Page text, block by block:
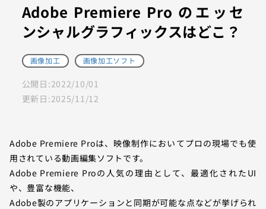
Adobe Premiere Pro のエッセ
ンシャルグラフィックスはどこ？
画像加工 画像加工ソフト
公開日:2022/10/01
更新日:2025/11/12
Adobe Premiere Proは、映像制作においてプロの現場でも使
用されている動画編集ソフトです。
Adobe Premiere Proの人気の理由として、最適化されたUI
や、豊富な機能、
Adobe製のアプリケーションと同期が可能な点などが挙げられ